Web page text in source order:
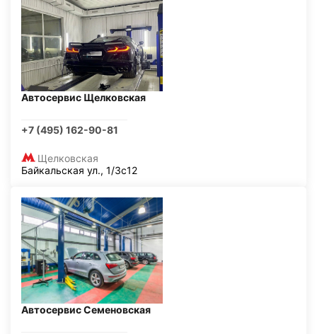
Автосервис Щелковская
+7 (495) 162-90-81
Щелковская
Байкальская ул., 1/3с12
Автосервис Семеновская